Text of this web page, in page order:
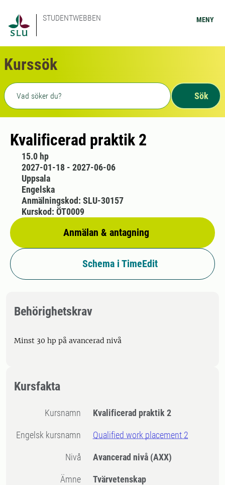
STUDENTWEBBEN MENY
Kurssök
Fritext sökning
Sök
Kvalificerad praktik 2
15.0 hp
2027-01-18 - 2027-06-06
Uppsala
Engelska
Anmälan & antagning
Anmälningskod: SLU-30157
Kurskod: ÖT0009
Schema i TimeEdit
Behörighetskrav
Minst 30 hp på avancerad nivå
Kursfakta
Kursnamn Kvalificerad praktik 2
Engelsk kursnamn Qualified work placement 2
Nivå Avancerad nivå (AXX)
Ämne Tvärvetenskap